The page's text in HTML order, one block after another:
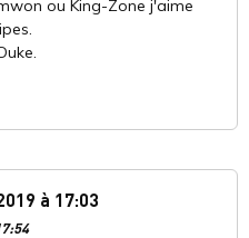
ou King-Zone j'aime
à 17:03